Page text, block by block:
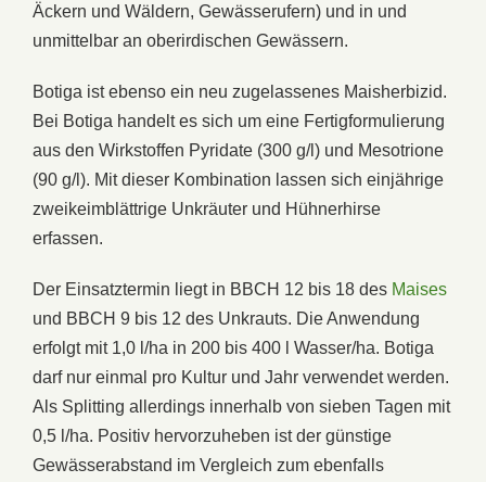
Äckern und Wäldern, Gewässerufern) und in und
unmittelbar an oberirdischen Gewässern.
Botiga ist ebenso ein neu zugelassenes Maisherbizid.
Bei Botiga handelt es sich um eine Fertigformulierung
aus den Wirkstoffen Pyridate (300 g/l) und Mesotrione
(90 g/l). Mit dieser Kombination lassen sich einjährige
zweikeimblättrige Unkräuter und Hühnerhirse
erfassen.
Der Einsatztermin liegt in BBCH 12 bis 18 des Maises
und BBCH 9 bis 12 des Unkrauts. Die Anwendung
erfolgt mit 1,0 l/ha in 200 bis 400 l Wasser/ha. Botiga
darf nur einmal pro Kultur und Jahr verwendet werden.
Als Splitting allerdings innerhalb von sieben Tagen mit
0,5 l/ha. Positiv hervorzuheben ist der günstige
Gewässerabstand im Vergleich zum ebenfalls